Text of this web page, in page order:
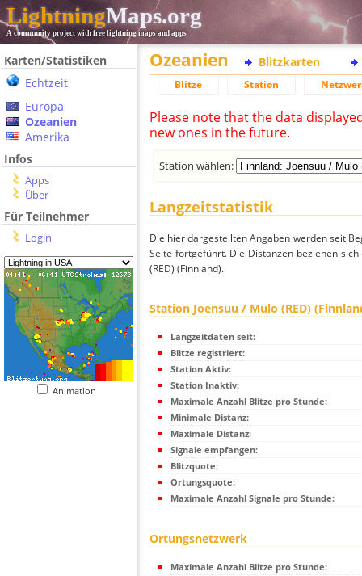
LightningMaps.org
A community project with free lightning maps and apps
Karten/Statistiken
Echtzeit
Europa
Ozeanien
Amerika
Infos
Apps
Über
Für Teilnehmer
Login
Animation
Ozeanien Blitzkarten
Blitze Station
Please note that the data
new ones in the future.
Station wählen:
Langzeitstatistik
Die hier dargestellten Angaben werden seit
Seite fortgeführt. Die Distanzen beziehen
(RED) (Finnland).
Station Joensuu / Mulo (RED)
Langzeitdaten seit:
Blitze registriert:
Station Aktiv:
Station Inaktiv:
Maximale Anzahl Blitze pro Stunde:
Minimale Distanz:
Maximale Distanz:
Signale empfangen:
Blitzquote:
Ortungsquote:
Maximale Anzahl Signale pro Stunde:
Ortungsnetzwerk
Maximale Anzahl Blitze pro Stunde: